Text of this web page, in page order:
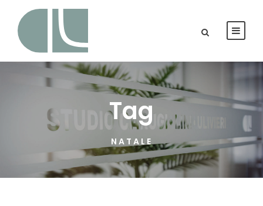
Tag
NATALE